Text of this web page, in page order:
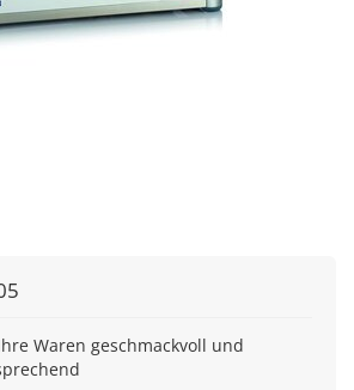
Waren geschmackvoll und